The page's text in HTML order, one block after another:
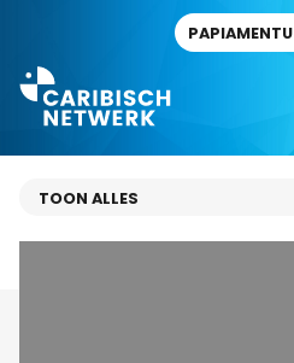
PAPIAMENTU